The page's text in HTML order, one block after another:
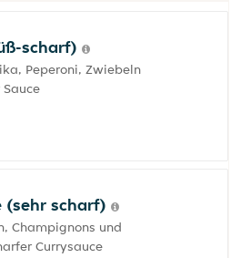
scharf)
Peperoni, Zwiebeln
(sehr scharf)
Champignons und
Currysauce